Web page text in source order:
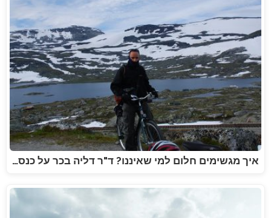
איך מגשימים חלום למי שאיננו? ד"ר דליה בכר על כנס…